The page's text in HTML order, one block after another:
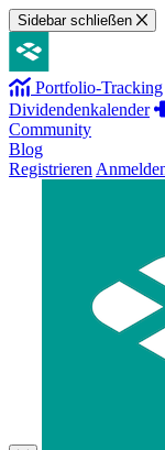
Sidebar schließen
Portfolio-Tracking
Dividendenkalender
Community
Blog
Registrieren